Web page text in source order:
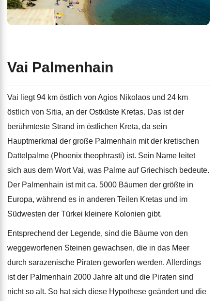
Vai Palmenhain
Vai liegt 94 km östlich von Agios Nikolaos und 24 km
östlich von Sitia, an der Ostküste Kretas. Das ist der
berühmteste Strand im östlichen Kreta, da sein
Hauptmerkmal der große Palmenhain mit der kretischen
Dattelpalme (Phoenix theophrasti) ist. Sein Name leitet
sich aus dem Wort Vai, was Palme auf Griechisch bedeute.
Der Palmenhain ist mit ca. 5000 Bäumen der größte in
Europa, während es in anderen Teilen Kretas und im
Südwesten der Türkei kleinere Kolonien gibt.
Entsprechend der Legende, sind die Bäume von den
weggeworfenen Steinen gewachsen, die in das Meer
durch sarazenische Piraten geworfen werden. Allerdings
ist der Palmenhain 2000 Jahre alt und die Piraten sind
nicht so alt. So hat sich diese Hypothese geändert und die